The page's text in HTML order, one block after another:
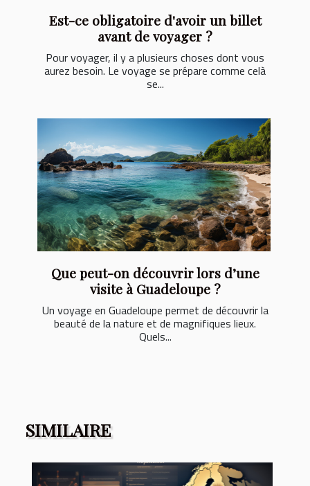
Est-ce obligatoire d'avoir un billet
avant de voyager ?
Pour voyager, il y a plusieurs choses dont vous
aurez besoin. Le voyage se prépare comme celà
se...
Que peut-on découvrir lors d’une
visite à Guadeloupe ?
Un voyage en Guadeloupe permet de découvrir la
beauté de la nature et de magnifiques lieux.
Quels...
SIMILAIRE